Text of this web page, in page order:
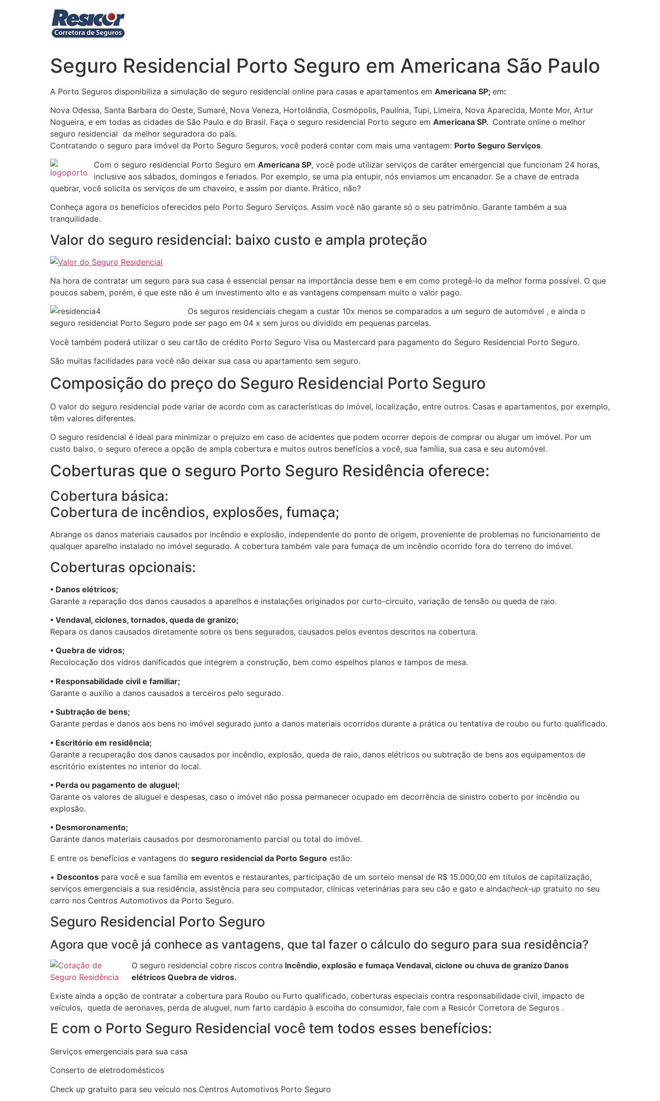
Seguro Residencial Porto Seguro em Americana São Paulo
A Porto Seguros disponibiliza a simulação de seguro residencial online para casas e apartamentos em Americana SP; em:
Nova Odessa, Santa Barbara do Oeste, Sumaré, Nova Veneza, Hortolândia, Cosmópolis, Paulínia, Tupi, Limeira, Nova Aparecida, Monte Mor, Artur
Nogueira, e em todas as cidades de São Paulo e do Brasil. Faça o seguro residencial Porto seguro em Americana SP. Contrate online o melhor
seguro residencial da melhor seguradora do país.
Contratando o seguro para imóvel da Porto Seguro Seguros, você poderá contar com mais uma vantagem: Porto Seguro Serviços.
Com o seguro residencial Porto Seguro em Americana SP, você pode utilizar serviços de caráter emergencial que funcionam 24 horas,
inclusive aos sábados, domingos e feriados. Por exemplo, se uma pia entupir, nós enviamos um encanador. Se a chave de entrada
quebrar, você solicita os serviços de um chaveiro, e assim por diante. Prático, não?
Conheça agora os benefícios oferecidos pelo Porto Seguro Serviços. Assim você não garante só o seu patrimônio. Garante também a sua
tranquilidade.
Valor do seguro residencial: baixo custo e ampla proteção
Na hora de contratar um seguro para sua casa é essencial pensar na importância desse bem e em como protegê-lo da melhor forma possível. O que
poucos sabem, porém, é que este não é um investimento alto e as vantagens compensam muito o valor pago.
Os seguros residenciais chegam a custar 10x menos se comparados a um seguro de automóvel , e ainda o
seguro residencial Porto Seguro pode ser pago em 04 x sem juros ou dividido em pequenas parcelas.
Você também poderá utilizar o seu cartão de crédito Porto Seguro Visa ou Mastercard para pagamento do Seguro Residencial Porto Seguro.
São muitas facilidades para você não deixar sua casa ou apartamento sem seguro.
Composição do preço do Seguro Residencial Porto Seguro
O valor do seguro residencial pode variar de acordo com as características do imóvel, localização, entre outros. Casas e apartamentos, por exemplo,
têm valores diferentes.
O seguro residencial é ideal para minimizar o prejuízo em caso de acidentes que podem ocorrer depois de comprar ou alugar um imóvel. Por um
custo baixo, o seguro oferece a opção de ampla cobertura e muitos outros benefícios a você, sua família, sua casa e seu automóvel.
Coberturas que o seguro Porto Seguro Residência oferece:
Cobertura básica:
Cobertura de incêndios, explosões, fumaça;
Abrange os danos materiais causados por incêndio e explosão, independente do ponto de origem, proveniente de problemas no funcionamento de
qualquer aparelho instalado no imóvel segurado. A cobertura também vale para fumaça de um incêndio ocorrido fora do terreno do imóvel.
Coberturas opcionais:
• Danos elétricos;
Garante a reparação dos danos causados a aparelhos e instalações originados por curto-circuito, variação de tensão ou queda de raio.
• Vendaval, ciclones, tornados, queda de granizo;
Repara os danos causados diretamente sobre os bens segurados, causados pelos eventos descritos na cobertura.
• Quebra de vidros;
Recolocação dos vidros danificados que integrem a construção, bem como espelhos planos e tampos de mesa.
• Responsabilidade civil e familiar;
Garante o auxílio a danos causados a terceiros pelo segurado.
• Subtração de bens;
Garante perdas e danos aos bens no imóvel segurado junto a danos materiais ocorridos durante a prática ou tentativa de roubo ou furto qualificado.
• Escritório em residência;
Garante a recuperação dos danos causados por incêndio, explosão, queda de raio, danos elétricos ou subtração de bens aos equipamentos de
escritório existentes no interior do local.
• Perda ou pagamento de aluguel;
Garante os valores de aluguel e despesas, caso o imóvel não possa permanecer ocupado em decorrência de sinistro coberto por incêndio ou
explosão.
• Desmoronamento;
Garante danos materiais causados por desmoronamento parcial ou total do imóvel.
E entre os benefícios e vantagens do seguro residencial da Porto Seguro estão:
• Descontos para você e sua família em eventos e restaurantes, participação de um sorteio mensal de R$ 15.000,00 em títulos de capitalização,
serviços emergenciais a sua residência, assistência para seu computador, clínicas veterinárias para seu cão e gato e aindacheck-up gratuito no seu
carro nos Centros Automotivos da Porto Seguro.
Seguro Residencial Porto Seguro
Agora que você já conhece as vantagens, que tal fazer o cálculo do seguro para sua residência?
O seguro residencial cobre riscos contra Incêndio, explosão e fumaça Vendaval, ciclone ou chuva de granizo Danos
elétricos Quebra de vidros.
Existe ainda a opção de contratar a cobertura para Roubo ou Furto qualificado, coberturas especiais contra responsabilidade civil, impacto de
veículos, queda de aeronaves, perda de aluguel, num farto cardápio à escolha do consumidor, fale com a Resicór Corretora de Seguros .
E com o Porto Seguro Residencial você tem todos esses benefícios:
Serviços emergenciais para sua casa
Conserto de eletrodomésticos
Check up gratuito para seu veículo nos Centros Automotivos Porto Seguro